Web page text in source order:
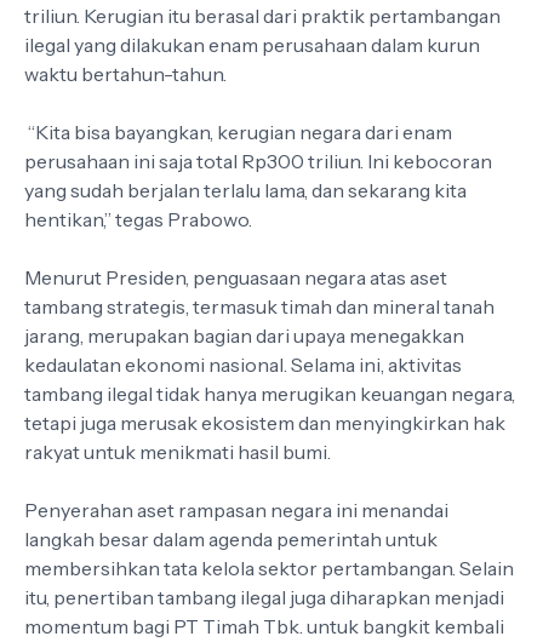
triliun. Kerugian itu berasal dari praktik pertambangan
ilegal yang dilakukan enam perusahaan dalam kurun
waktu bertahun-tahun.
“Kita bisa bayangkan, kerugian negara dari enam
perusahaan ini saja total Rp300 triliun. Ini kebocoran
yang sudah berjalan terlalu lama, dan sekarang kita
hentikan,” tegas Prabowo.
Menurut Presiden, penguasaan negara atas aset
tambang strategis, termasuk timah dan mineral tanah
jarang, merupakan bagian dari upaya menegakkan
kedaulatan ekonomi nasional. Selama ini, aktivitas
tambang ilegal tidak hanya merugikan keuangan negara,
tetapi juga merusak ekosistem dan menyingkirkan hak
rakyat untuk menikmati hasil bumi.
Penyerahan aset rampasan negara ini menandai
langkah besar dalam agenda pemerintah untuk
membersihkan tata kelola sektor pertambangan. Selain
itu, penertiban tambang ilegal juga diharapkan menjadi
momentum bagi PT Timah Tbk. untuk bangkit kembali